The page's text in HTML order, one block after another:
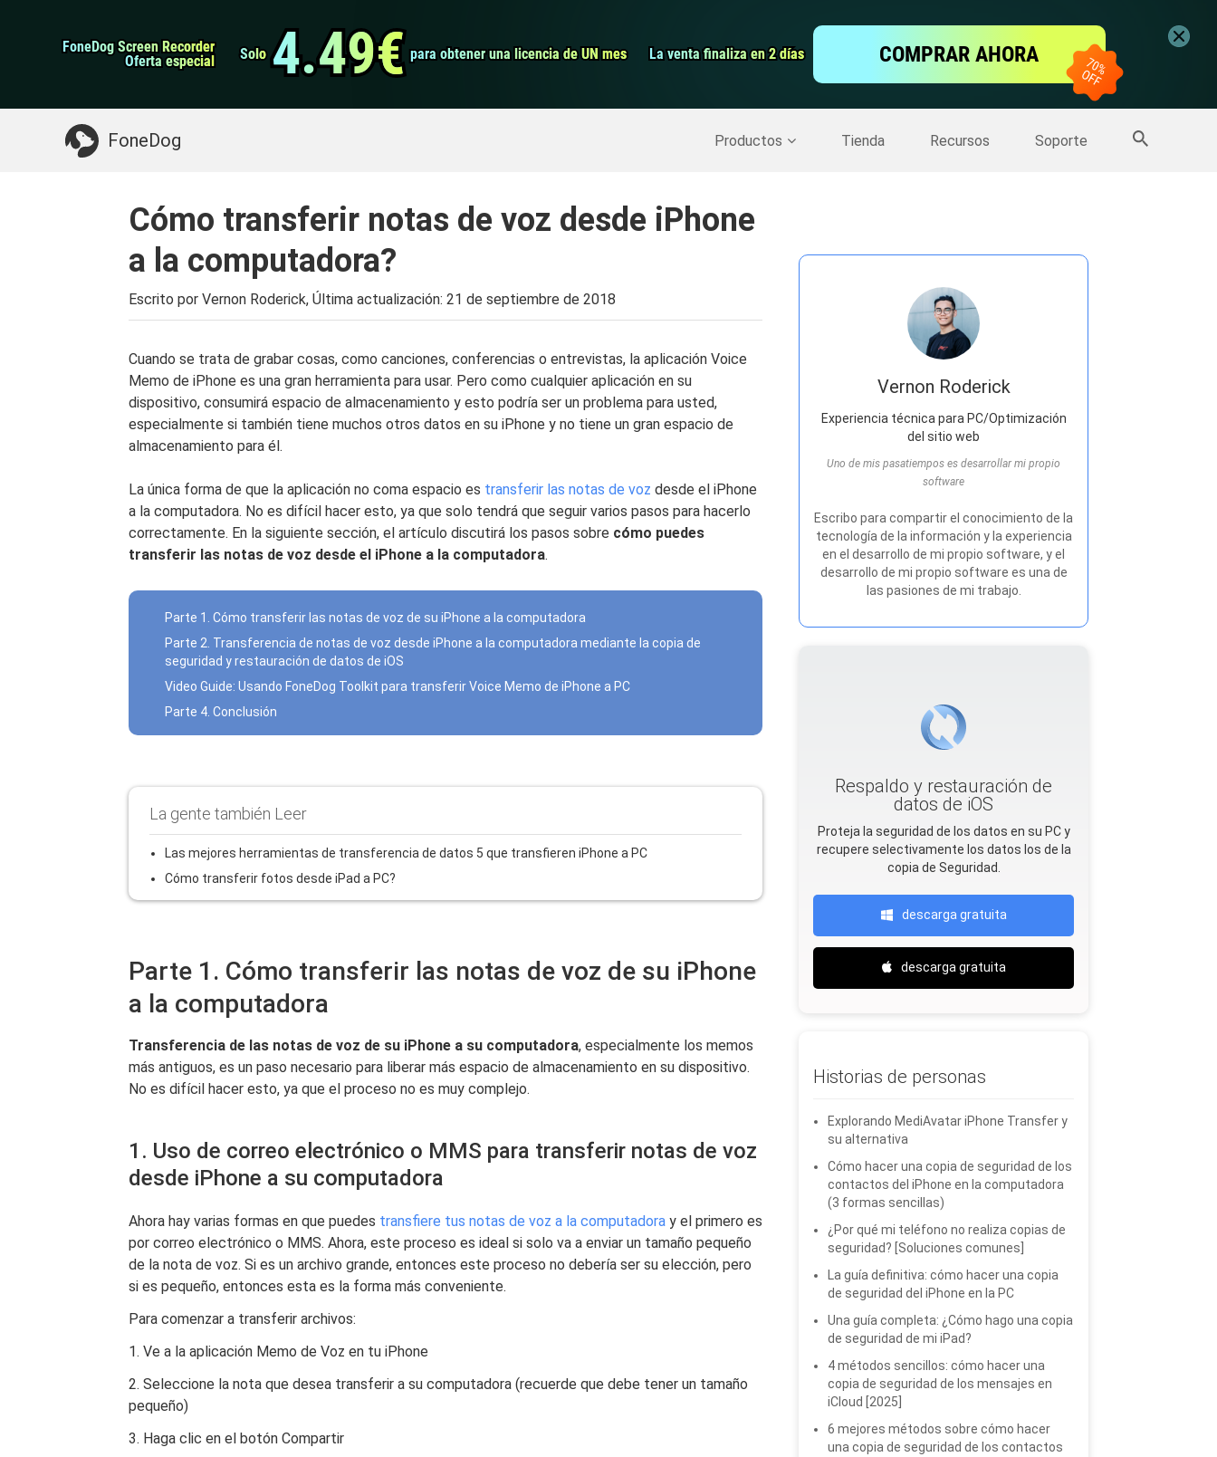
FoneDog Screen Recorder
FoneDog Screen Recorder
Oferta especial
Oferta especial Solo
Solo 4.49€
4.49€ para obtener una licencia de UN mes
para obtener una licencia de UN mes La venta finaliza en 2 días
La venta finaliza en 2 días COMPRAR AHORA
FoneDog Productos Tienda Recursos Soporte
Limpiador de iPhone
Grabador de pantalla
Algo que puede necesitar: Copia de seguridad del iPhone >> Más productos
Cómo transferir notas de voz desde iPhone
a la computadora?
Escrito por Vernon Roderick, Última actualización: 21 de septiembre de 2018
Cuando se trata de grabar cosas, como canciones, conferencias o entrevistas, la aplicación Voice
Memo de iPhone es una gran herramienta para usar. Pero como cualquier aplicación en su
dispositivo, consumirá espacio de almacenamiento y esto podría ser un problema para usted,
especialmente si también tiene muchos otros datos en su iPhone y no tiene un gran espacio de
almacenamiento para él.
La única forma de que la aplicación no coma espacio es transferir las notas de voz desde el iPhone
a la computadora. No es difícil hacer esto, ya que solo tendrá que seguir varios pasos para hacerlo
correctamente. En la siguiente sección, el artículo discutirá los pasos sobre cómo puedes
transferir las notas de voz desde el iPhone a la computadora.
Parte 1. Cómo transferir las notas de voz de su iPhone a la computadora
Parte 2. Transferencia de notas de voz desde iPhone a la computadora mediante la copia de
seguridad y restauración de datos de iOS
Video Guide: Usando FoneDog Toolkit para transferir Voice Memo de iPhone a PC
Parte 4. Conclusión
La gente también Leer
Las mejores herramientas de transferencia de datos 5 que transfieren iPhone a PC
Cómo transferir fotos desde iPad a PC?
Parte 1. Cómo transferir las notas de voz de su iPhone
a la computadora
Transferencia de las notas de voz de su iPhone a su computadora, especialmente los memos
más antiguos, es un paso necesario para liberar más espacio de almacenamiento en su dispositivo.
No es difícil hacer esto, ya que el proceso no es muy complejo.
1. Uso de correo electrónico o MMS para transferir notas de voz
desde iPhone a su computadora
Ahora hay varias formas en que puedes transfiere tus notas de voz a la computadora y el primero es
por correo electrónico o MMS. Ahora, este proceso es ideal si solo va a enviar un tamaño pequeño
de la nota de voz. Si es un archivo grande, entonces este proceso no debería ser su elección, pero
si es pequeño, entonces esta es la forma más conveniente.
Para comenzar a transferir archivos:
1. Ve a la aplicación Memo de Voz en tu iPhone
2. Seleccione la nota que desea transferir a su computadora (recuerde que debe tener un tamaño
pequeño)
3. Haga clic en el botón Compartir
Vernon Roderick
Experiencia técnica para PC/Optimización
del sitio web
Uno de mis pasatiempos es desarrollar mi propio
software
Escribo para compartir el conocimiento de la
tecnología de la información y la experiencia
en el desarrollo de mi propio software, y el
desarrollo de mi propio software es una de
las pasiones de mi trabajo.
Respaldo y restauración de
datos de iOS
Proteja la seguridad de los datos en su PC y
recupere selectivamente los datos Ios de la
copia de Seguridad.
descarga gratuita
descarga gratuita
Historias de personas
Explorando MediAvatar iPhone Transfer y
su alternativa
Cómo hacer una copia de seguridad de los
contactos del iPhone en la computadora
(3 formas sencillas)
¿Por qué mi teléfono no realiza copias de
seguridad? [Soluciones comunes]
La guía definitiva: cómo hacer una copia
de seguridad del iPhone en la PC
Una guía completa: ¿Cómo hago una copia
de seguridad de mi iPad?
4 métodos sencillos: cómo hacer una
copia de seguridad de los mensajes en
iCloud [2025]
6 mejores métodos sobre cómo hacer
una copia de seguridad de los contactos